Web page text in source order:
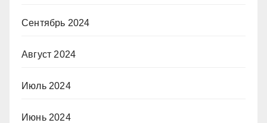
Сентябрь 2024
Август 2024
Июль 2024
Июнь 2024